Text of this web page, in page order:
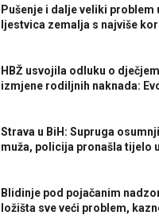
Pušenje i dalje veliki problem
ljestvica zemalja s najviše
HBŽ usvojila odluku o
izmjene rodiljnih naknada:
Strava u BiH: Supruga
muža, policija pronašla tijelo
Blidinje pod pojačanim
ložišta sve veći problem,